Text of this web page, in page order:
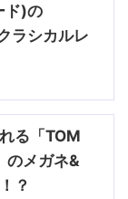
ド)の
ラシカルレ
る「TOM
のメガネ&
？